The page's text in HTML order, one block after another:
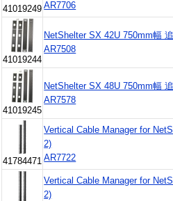
41019249 AR7706
41019244
NetShelter SX 42U 750mm幅
AR7508
41019245
NetShelter SX 48U 750mm幅
AR7578
41784471
Vertical Cable Manager for
2)
AR7722
Vertical Cable Manager for
2)